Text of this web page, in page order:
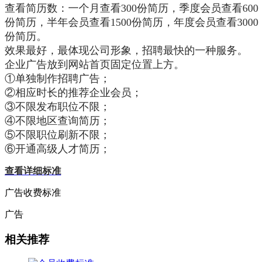
查看简历数：一个月查看300份简历，季度会员查看600
份简历，半年会员查看1500份简历，年度会员查看3000
份简历。
效果最好，最体现公司形象，招聘最快的一种服务。
企业广告放到网站首页固定位置上方。
①单独制作招聘广告；
②相应时长的推荐企业会员；
③不限发布职位不限；
④不限地区查询简历；
⑤不限职位刷新不限；
⑥开通高级人才简历；
查看详细标准
广告收费标准
广告
相关推荐